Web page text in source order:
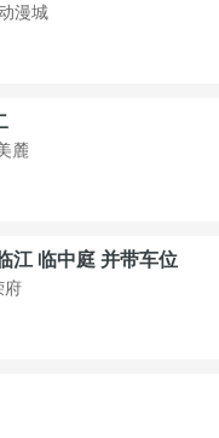
漫城
麓
江 临中庭 并带车位
府